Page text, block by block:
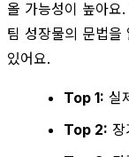
올 가능성이 높아요
팀 성장물의 문법을
있어요.
Top 1: 실
Top 2: